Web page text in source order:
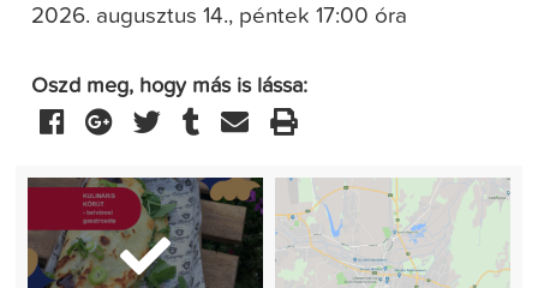
2026. augusztus 14., péntek 17:00 óra
Oszd meg, hogy más is lássa: